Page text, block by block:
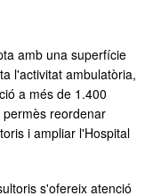
amb una superfície
l'activitat ambulatòria,
a més de 1.400
reordenar
i ampliar l'Hospital
s'ofereix atenció